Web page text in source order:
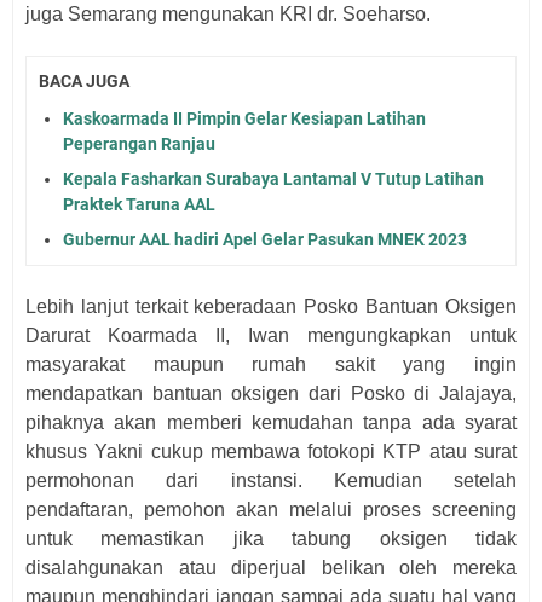
juga Semarang mengunakan KRI dr. Soeharso.
BACA JUGA
Kaskoarmada II Pimpin Gelar Kesiapan Latihan
Peperangan Ranjau
Kepala Fasharkan Surabaya Lantamal V Tutup Latihan
Praktek Taruna AAL
Gubernur AAL hadiri Apel Gelar Pasukan MNEK 2023
Lebih lanjut terkait keberadaan Posko Bantuan Oksigen
Darurat Koarmada II, Iwan mengungkapkan untuk
masyarakat maupun rumah sakit yang ingin
mendapatkan bantuan oksigen dari Posko di Jalajaya,
pihaknya akan memberi kemudahan tanpa ada syarat
khusus Yakni cukup membawa fotokopi KTP atau surat
permohonan dari instansi. Kemudian setelah
pendaftaran, pemohon akan melalui proses screening
untuk memastikan jika tabung oksigen tidak
disalahgunakan atau diperjual belikan oleh mereka
maupun menghindari jangan sampai ada suatu hal yang